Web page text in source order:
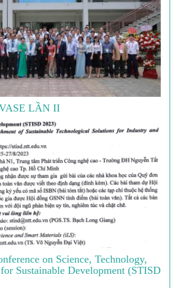
LẦN II
on Science, Technology,
Sustainable Development (STISD